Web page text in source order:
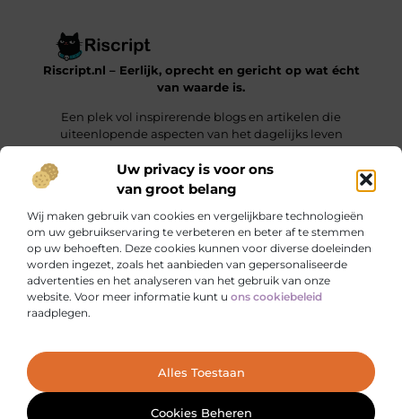
Uw privacy is voor ons
van groot belang
Wij maken gebruik van cookies en vergelijkbare technologieën
om uw gebruikservaring te verbeteren en beter af te stemmen
op uw behoeften. Deze cookies kunnen voor diverse doeleinden
worden ingezet, zoals het aanbieden van gepersonaliseerde
advertenties en het analyseren van het gebruik van onze
website. Voor meer informatie kunt u ons cookiebeleid
raadplegen.
Alles Toestaan
Cookies Beheren
Ga Naar
Riscript.nl – Eerlijk, oprecht en gericht op wat écht
van waarde is.
Een plek vol inspirerende blogs en artikelen die
uiteenlopende aspecten van het dagelijks leven
behandelen.
Onze informatie
Bericht categorie
Cookiebeleid (EU)
@2025 www.riscript.nl. All Right Reserved.